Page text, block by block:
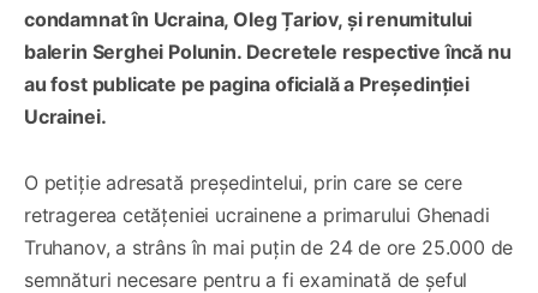
condamnat în Ucraina, Oleg Țariov, și renumitului
balerin Serghei Polunin. Decretele respective încă nu
au fost publicate pe pagina oficială a Președinției
Ucrainei.
O petiție adresată președintelui, prin care se cere
retragerea cetățeniei ucrainene a primarului Ghenadi
Truhanov, a strâns în mai puțin de 24 de ore 25.000 de
semnături necesare pentru a fi examinată de șeful